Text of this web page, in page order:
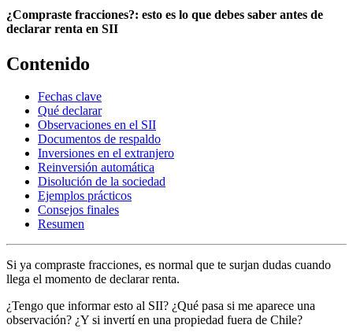
¿Compraste fracciones?: esto es lo que debes saber antes de
declarar renta en SII
Contenido
Fechas clave
Qué declarar
Observaciones en el SII
Documentos de respaldo
Inversiones en el extranjero
Reinversión automática
Disolución de la sociedad
Ejemplos prácticos
Consejos finales
Resumen
Si ya compraste fracciones, es normal que te surjan dudas cuando
llega el momento de declarar renta.
¿Tengo que informar esto al SII? ¿Qué pasa si me aparece una
observación? ¿Y si invertí en una propiedad fuera de Chile?